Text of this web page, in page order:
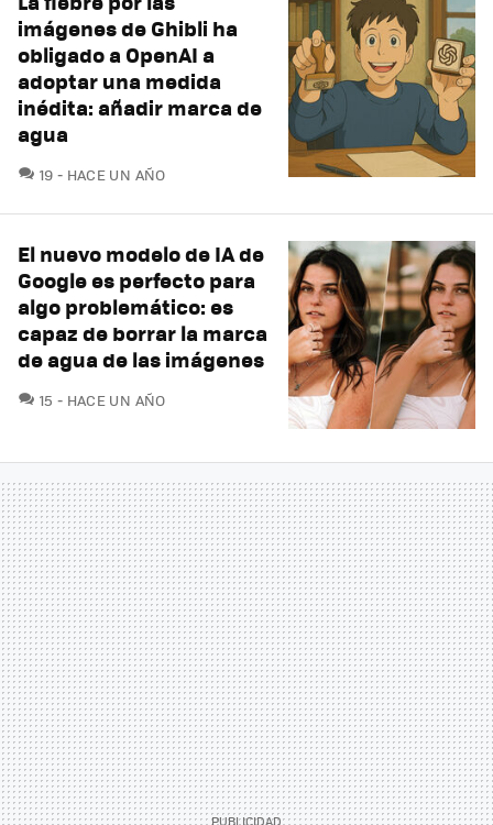
imágenes de Ghibli ha
obligado a OpenAI a
adoptar una medida
inédita: añadir marca de
agua
19 COMENTARIOS
HACE UN AÑO
El nuevo modelo de IA de
Google es perfecto para
algo problemático: es
capaz de borrar la marca
de agua de las imágenes
15 COMENTARIOS
HACE UN AÑO